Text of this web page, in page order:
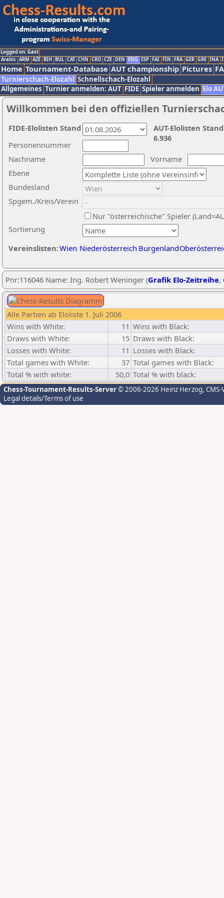
Logged on: Gast
Arabic ARM AZE BIH BUL CAT CHN CRO CZE DEN ENG ESP FAI FIN FRA GER GRE INA
Home Tournament-Database AUT championship Pictures
Turnierschach-Elozahl Schnellschach-Elozahl
Allgemeines Turnier anmelden: AUT FIDE Spieler anmelden Elo
Willkommen bei den offiziellen
Nachname
Vorname
Ebene
Sortierung
Personennummer
Bundesland
Spgem./Kreis/Verein
Nur "österreichische" Spieler
Vereinslisten:Wien Niederösterreich Burgenland
AUT-Elolisten
6.936
FIDE-Elolisten Stand
Pnr:116046 Name: Ing. Robert Weninger (Grafik Elo-Zeitreihe,
Alle Partien ab Eloliste 1. Juli 2006
Wins with White:
11 Wins with Black:
Draws with White:
15 Draws with Black:
Losses with White:
11 Losses with Black:
Total games with White:
37 Total games with Black:
Total % with white:
50,0 Total % with black:
Chess-Tournament-Results-Server© 2006-2026 Heinz Herzog,
Legal details/Terms of use